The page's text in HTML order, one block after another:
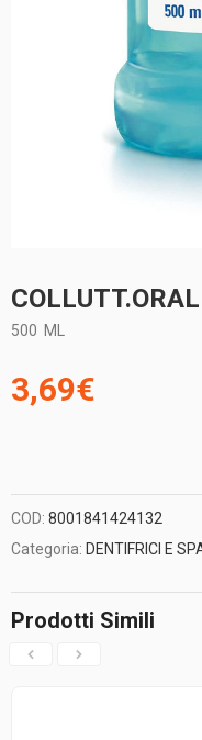
500 ML
3,69€
COD: 8001841424132
Categoria: DENTIFRICI E
Prodotti Simili